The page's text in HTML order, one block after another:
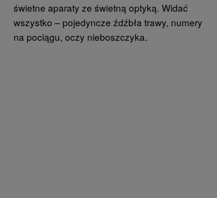
świetne aparaty ze świetną optyką. Widać
wszystko – pojedyncze źdźbła trawy, numery
na pociągu, oczy nieboszczyka.